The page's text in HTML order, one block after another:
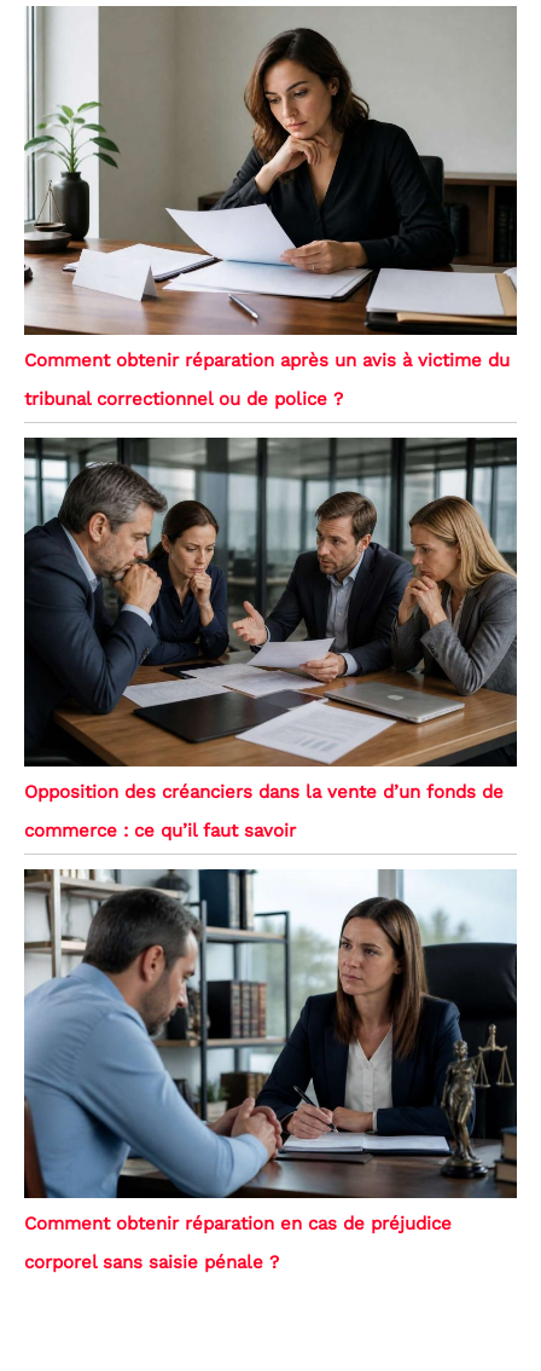
Comment obtenir réparation après un avis à victime du
tribunal correctionnel ou de police ?
Opposition des créanciers dans la vente d’un fonds de
commerce : ce qu’il faut savoir
Comment obtenir réparation en cas de préjudice
corporel sans saisie pénale ?